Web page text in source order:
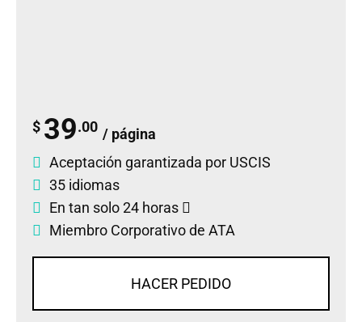
$ 39.00 / página
Aceptación garantizada por USCIS
35 idiomas
En tan solo 24 horas
Miembro Corporativo de ATA
HACER PEDIDO